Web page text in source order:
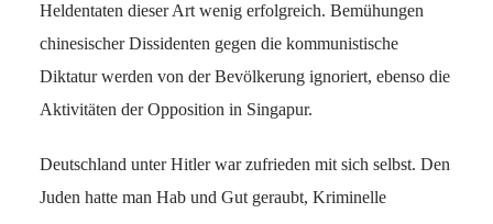
Heldentaten dieser Art wenig erfolgreich. Bemühungen
chinesischer Dissidenten gegen die kommunistische
Diktatur werden von der Bevölkerung ignoriert, ebenso die
Aktivitäten der Opposition in Singapur.
Deutschland unter Hitler war zufrieden mit sich selbst. Den
Juden hatte man Hab und Gut geraubt, Kriminelle